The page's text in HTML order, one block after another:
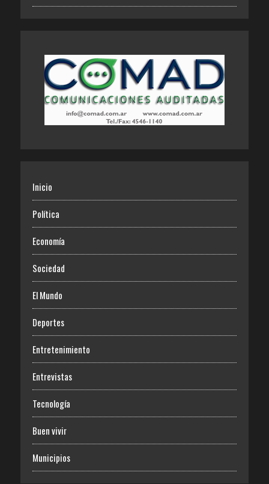
Inicio
Política
Economía
Sociedad
El Mundo
Deportes
Entretenimiento
Entrevistas
Tecnología
Buen vivir
Municipios